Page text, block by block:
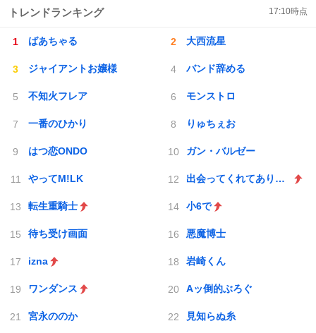
トレンドランキング 17:10時点
ばあちゃる 大西流星
ジャイアントお嬢様 バンド辞める
不知火フレア モンストロ
一番のひかり りゅちぇお
はつ恋ONDO ガン・バルゼー
やってM!LK 出会ってくれてありがとう
転生重騎士 小6で
待ち受け画面 悪魔博士
izna 岩崎くん
ワンダンス Aッ倒的ぶろぐ
宮永ののか 見知らぬ糸